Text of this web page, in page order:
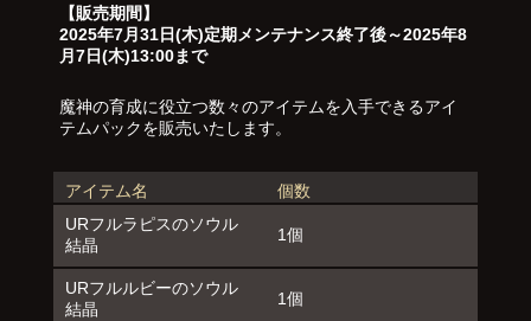
【販売期間】
2025年7月31日(木)定期メンテナンス終了後～2025年8
月7日(木)13:00まで
魔神の育成に役立つ数々のアイテムを入手できるアイ
テムパックを販売いたします。
アイテム名
個数
URフルラピスのソウル
結晶
1個
URフルルビーのソウル
結晶
1個